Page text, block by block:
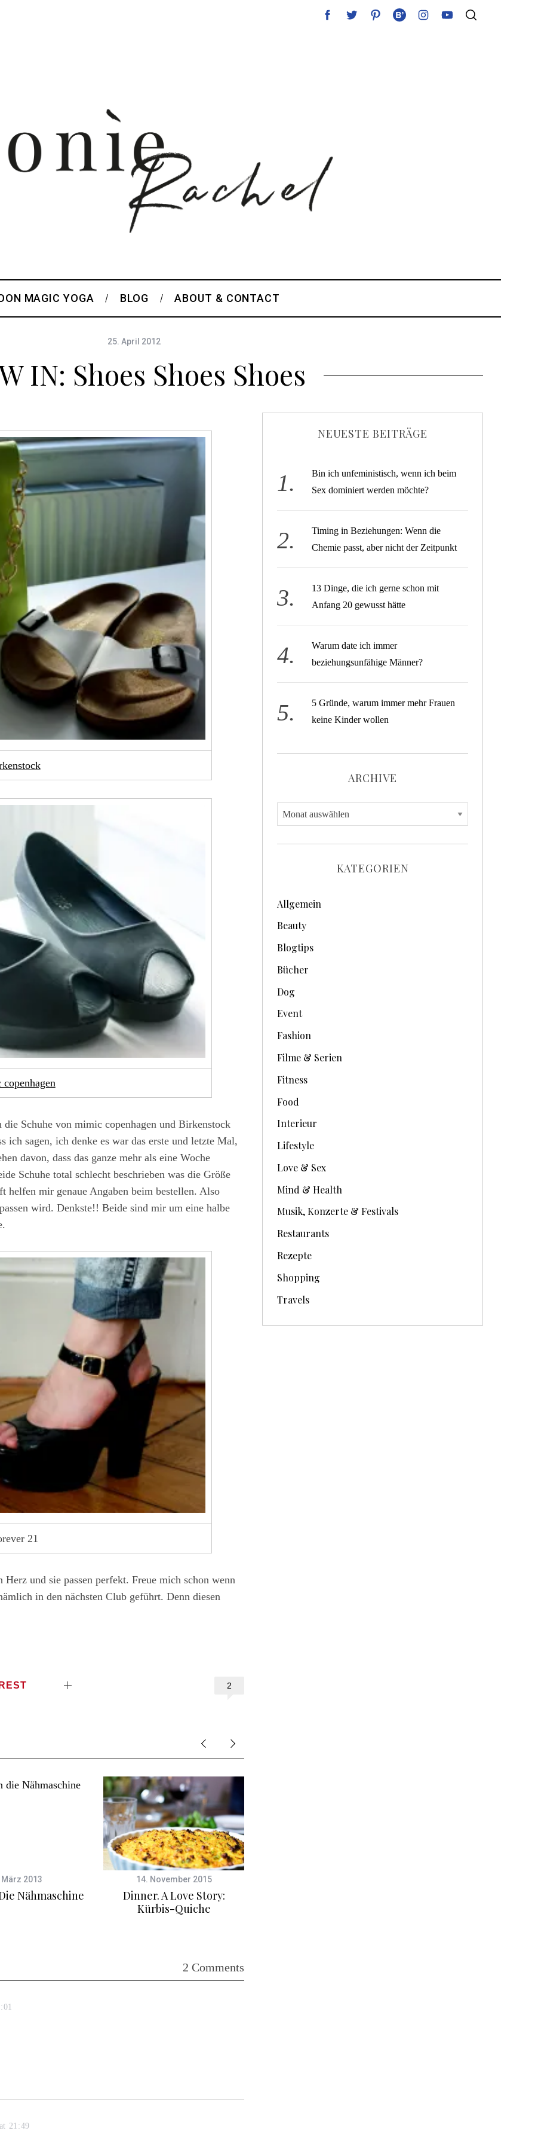
MAGIC YOGA BLOG ABOUT & CONTACT
25. April 2012
IN: Shoes Shoes Shoes
Schuhe von mimic copenhagen und Birkenstock
ich sagen, ich denke es war das erste und letzte Mal,
davon, dass das ganze mehr als eine Woche
Schuhe total schlecht beschrieben was die Größe
mir genaue Angaben beim bestellen. Also
wird. Denkste!! Beide sind mir um eine halbe
21
und sie passen perfekt. Freue mich schon wenn
in den nächsten Club geführt. Denn diesen
2
2013
Nähmaschine
14. November 2015
Dinner. A Love Story:
Kürbis-Quiche
2 Comments
21:49
NEUESTE BEITRÄGE
Bin ich unfeministisch, wenn ich beim
Sex dominiert werden möchte?
Timing in Beziehungen: Wenn die
Chemie passt, aber nicht der Zeitpunkt
13 Dinge, die ich gerne schon mit
Anfang 20 gewusst hätte
Warum date ich immer
beziehungsunfähige Männer?
5 Gründe, warum immer mehr Frauen
keine Kinder wollen
ARCHIVE
A
r
c
e
KATEGORIEN
Allgemein
Beauty
Blogtips
Bücher
Dog
Event
Fashion
Filme & Serien
Fitness
Food
Interieur
Lifestyle
Love & Sex
Mind & Health
Musik, Konzerte & Festivals
Restaurants
Rezepte
Shopping
Travels